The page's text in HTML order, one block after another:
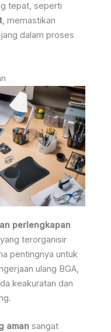
tepat, seperti
, memastikan
dalam proses
perlengkapan
yang terorganisir
pentingnya untuk
ulang BGA,
keakuratan dan
aman sangat